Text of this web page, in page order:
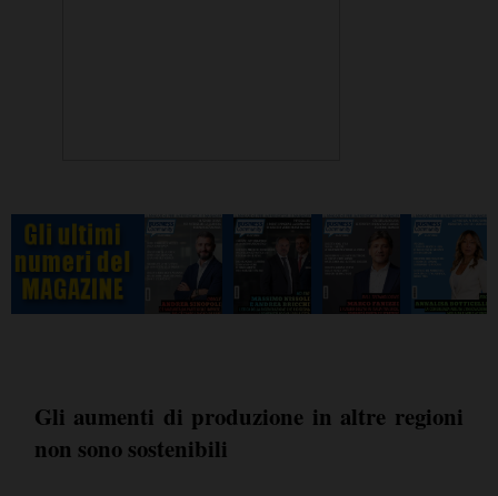
Gli aumenti di produzione in altre regioni
non sono sostenibili